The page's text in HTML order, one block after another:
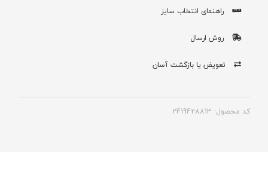
راهنمای انتخاب سایز
روش ارسال
تعویض یا بازگشت آسان
کد محصول: 2419428813